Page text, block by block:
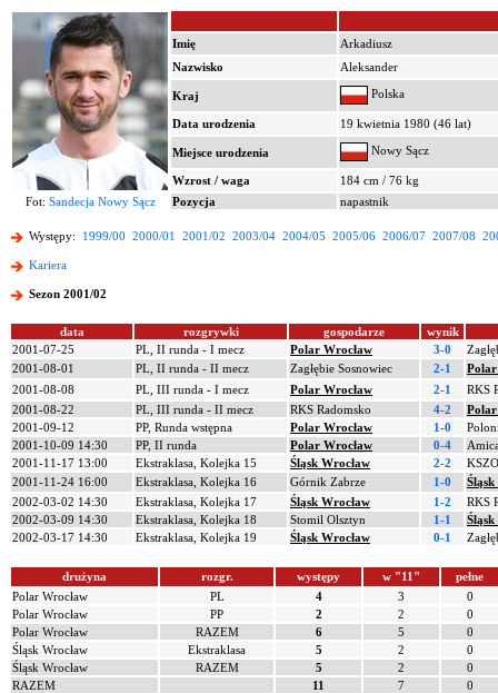
Imię
Arkadiusz
Nazwisko
Aleksander
Kraj Polska
Data urodzenia 19 kwietnia 1980 (46 lat)
Miejsce urodzenia Nowy Sącz
Wzrost / waga
184 cm / 76 kg
Fot: Sandecja Nowy Sącz Pozycja napastnik
Występy: 1999/00 2000/01 2001/02 2003/04 2004/05 2005/06 2006/07 2007/08
Kariera
Sezon 2001/02
data rozgrywki gospodarze
wynik
2001-07-25
PL, II runda - I mecz Polar Wrocław 3-0
2001-08-01
PL, II runda - II mecz Zagłębie Sosnowiec 2-1
Polar
2001-08-08
PL, III runda - I mecz Polar Wrocław 2-1
RKS
2001-08-22
PL, III runda - II mecz RKS Radomsko 4-2
Polar
2001-09-12
PP, Runda wstępna Polar Wrocław 1-0
2001-10-09 14:30
PP, II runda Polar Wrocław 0-4
2001-11-17 13:00
Ekstraklasa, Kolejka 15 Śląsk Wrocław 2-2
2001-11-24 16:00
Ekstraklasa, Kolejka 16 Górnik Zabrze 1-0
Śląsk
2002-03-02 14:30
Ekstraklasa, Kolejka 17 Śląsk Wrocław 1-2
RKS
2002-03-09 14:30
Ekstraklasa, Kolejka 18 Stomil Olsztyn 1-1
Śląsk
2002-03-17 14:30
Ekstraklasa, Kolejka 19 Śląsk Wrocław 0-1
drużyna rozgr. występy w "11"
pełne
Polar Wrocław
PL 4 3
0
Polar Wrocław
PP 2 2
0
Polar Wrocław
RAZEM 6 5
0
Śląsk Wrocław
Ekstraklasa 5 2
0
Śląsk Wrocław
RAZEM 5 2
0
RAZEM
11 7 0